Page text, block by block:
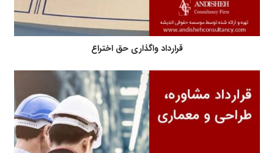
قرارداد واگذاری حق اختراع